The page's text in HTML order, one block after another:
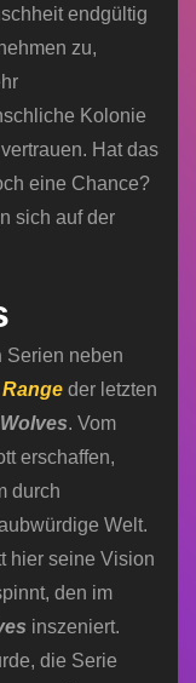
endgültig
zu,
Kolonie
Hat das
eine Chance?
sich auf der
Serien neben
der letzten
. Vom
erschaffen,
durch
Welt.
hier seine Vision
den im
inszeniert.
die Serie